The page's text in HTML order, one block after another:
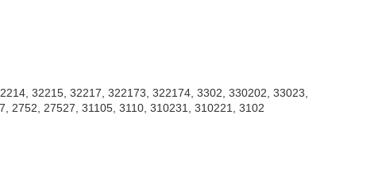
32215, 32217, 322173, 322174, 3302, 330202, 33023,
2752, 27527, 31105, 3110, 310231, 310221, 3102